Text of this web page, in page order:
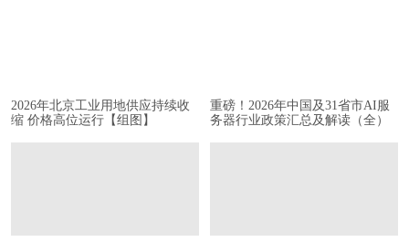
2026年北京工业用地供应持续收
缩 价格高位运行【组图】
重磅！2026年中国及31省市AI服
务器行业政策汇总及解读（全）